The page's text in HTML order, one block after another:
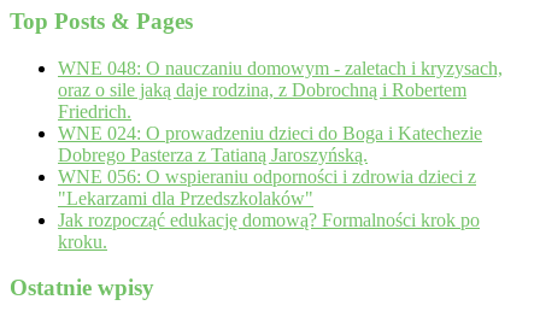
Top Posts & Pages
WNE 048: O nauczaniu domowym - zaletach i kryzysach,
oraz o sile jaką daje rodzina, z Dobrochną i Robertem
Friedrich.
WNE 024: O prowadzeniu dzieci do Boga i Katechezie
Dobrego Pasterza z Tatianą Jaroszyńską.
WNE 056: O wspieraniu odporności i zdrowia dzieci z
"Lekarzami dla Przedszkolaków"
Jak rozpocząć edukację domową? Formalności krok po
kroku.
Ostatnie wpisy